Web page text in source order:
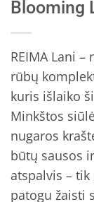
Blooming
REIMA Lani
rūbų
kuris išlaiko
Minkštos
nugaros
būtų sausos
atspalvis –
patogu žaisti